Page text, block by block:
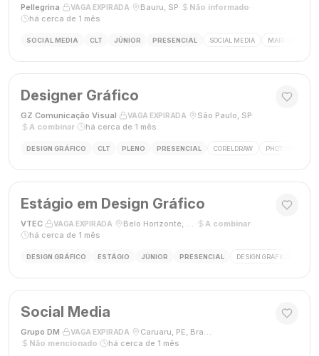
Pellegrina VAGA EXPIRADA Bauru, SP Não informado
há cerca de 1 mês
SOCIAL MEDIA CLT JÚNIOR PRESENCIAL SOCIAL MEDIA MARKETING
Designer Gráfico
GZ Comunicação Visual VAGA EXPIRADA São Paulo, SP
A combinar
há cerca de 1 mês
DESIGN GRÁFICO CLT PLENO PRESENCIAL CORELDRAW PHOTOSHOP
Estágio em Design Gráfico
VTEC VAGA EXPIRADA Belo Horizonte, MG A combinar·
há cerca de 1 mês
DESIGN GRÁFICO ESTÁGIO JÚNIOR PRESENCIAL DESIGN GRÁFICO
Social Media
Grupo DM VAGA EXPIRADA Caruaru, PE, Brasil
Não mencionado
há cerca de 1 mês